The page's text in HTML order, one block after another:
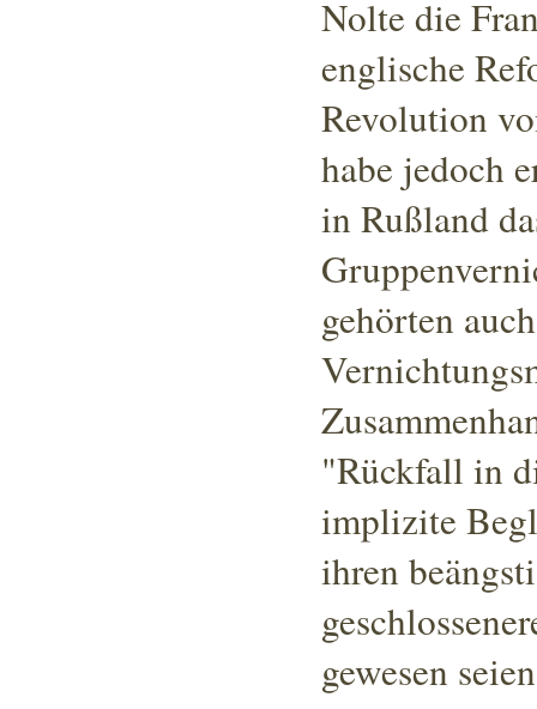
Nolte die
englische
Revolution
habe jedoch
in Rußland
gehörten
"Rückfall in
implizite
ihren
gewesen seien